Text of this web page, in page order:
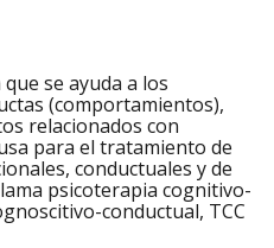
se ayuda a los
(comportamientos),
relacionados con
para el tratamiento de
conductuales y de
psicoterapia cognitivo-
conductual, TCC